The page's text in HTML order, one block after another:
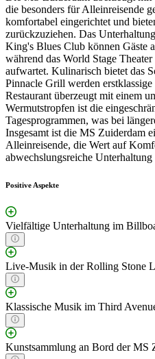
die besonders für Alleinreisende
komfortabel eingerichtet und
zurückzuziehen. Das
King's Blues Club können Gäste
während das World Stage
aufwartet. Kulinarisch bietet das
Pinnacle Grill werden
Restaurant überzeugt mit einem
Wermutstropfen ist die
Tagesprogrammen, was bei
Insgesamt ist die MS Zuiderdam
Alleinreisende, die Wert auf
abwechslungsreiche Unterhaltung
Positive Aspekte
Vielfältige Unterhaltung im
Live-Musik in der Rolling Stone
Klassische Musik im Third
Kunstsammlung an Bord der MS